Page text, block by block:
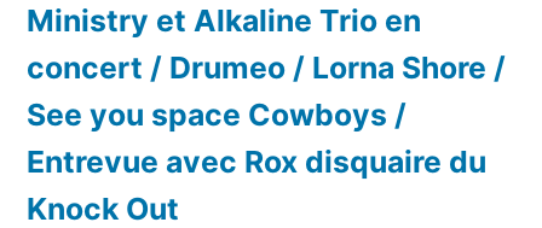
Ministry et Alkaline Trio en
concert / Drumeo / Lorna Shore /
See you space Cowboys /
Entrevue avec Rox disquaire du
Knock Out